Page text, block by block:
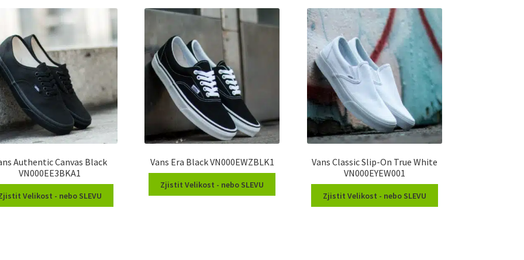
Authentic Canvas Black
VN000EE3BKA1
Velikost - nebo SLEVU
Vans Era Black VN000EWZBLK1
Zjistit Velikost - nebo SLEVU
Vans Classic Slip-On True White
VN000EYEW001
Zjistit Velikost - nebo SLEVU